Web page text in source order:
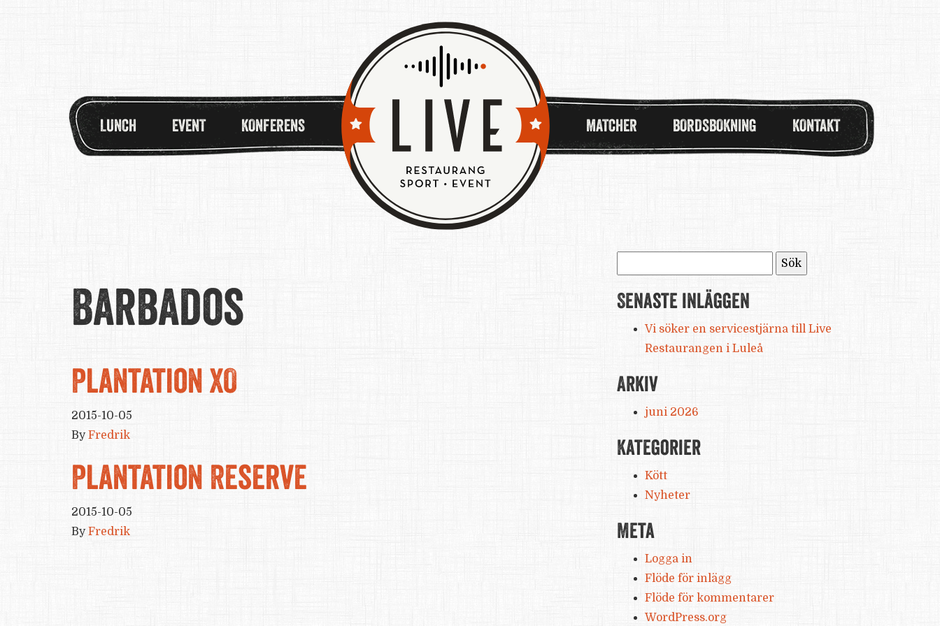
LUNCH EVENT KONFERENS MATCHER BORDSBOKNING KONTAKT
Barbados
Plantation XO
2015-10-05
ByFredrik
Plantation Reserve
2015-10-05
ByFredrik
Senaste inläggen
Vi söker en servicestjärna till Live
Restaurangen i Luleå
Arkiv
juni 2026
Kategorier
Kött
Nyheter
Meta
Logga in
Flöde för inlägg
Flöde för kommentarer
WordPress.org